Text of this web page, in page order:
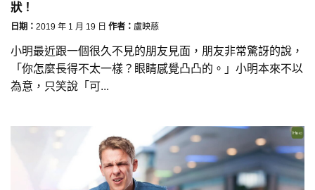
狀！
日期： 2019 年 1 月 19 日 作者： 盧映慈
小明最近跟一個很久不見的朋友見面，朋友非常驚訝的說，
「你怎麼長得不太一樣？眼睛感覺凸凸的。」小明本來不以
為意，只笑說「可...